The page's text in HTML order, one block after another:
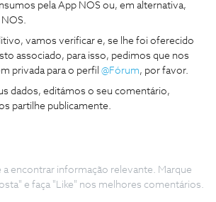
pela App NOS ou, em alternativa,
vamos verificar e, se lhe foi oferecido
associado, para isso, pedimos que nos
privada para o perfil @Fórum, por favor.
dados, editámos o seu comentário,
partilhe publicamente.
a encontrar informação relevante. Marque
e faça "Like" nos melhores comentários.